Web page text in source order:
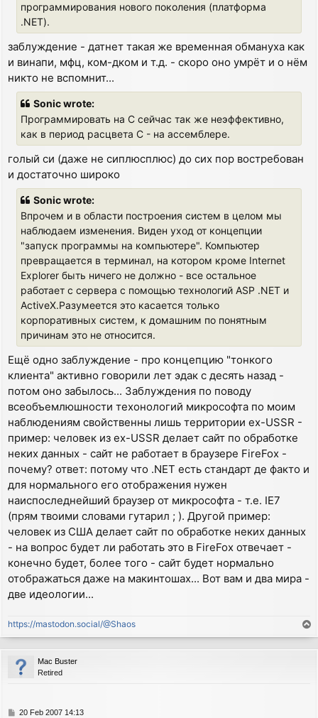
программирования нового поколения (платформа
.NET).
заблуждение - датнет такая же временная обмануха как
и винапи, мфц, ком-дком и т.д. - скоро оно умрёт и о нём
никто не вспомнит...
Sonic wrote:
Программировать на C сейчас так же неэффективно,
как в период расцвета C - на ассемблере.
голый си (даже не сиплюсплюс) до сих пор востребован
и достаточно широко
Sonic wrote:
Впрочем и в области построения систем в целом мы
наблюдаем изменения. Виден уход от концепции
"запуск программы на компьютере". Компьютер
превращается в терминал, на котором кроме Internet
Explorer быть ничего не должно - все остальное
работает с сервера с помощью технологий ASP .NET и
ActiveX.Разумеется это касается только
корпоративных систем, к домашним по понятным
причинам это не относится.
Ещё одно заблуждение - про концепцию "тонкого
клиента" активно говорили лет эдак с десять назад -
потом оно забылось... Заблуждения по поводу
всеобъемлюшности техонологий микрософта по моим
наблюдениям свойственны лишь территории ex-USSR -
пример: человек из ex-USSR делает сайт по обработке
неких данных - сайт не работает в браузере FireFox -
почему? ответ: потому что .NET есть стандарт де факто и
для нормального его отображения нужен
наиспоследнейший браузер от микрософта - т.е. IE7
(прям твоими словами гутарил ; ). Другой пример:
человек из США делает сайт по обработке неких данных
- на вопрос будет ли работать это в FireFox отвечает -
конечно будет, более того - сайт будет нормально
отображаться даже на макинтошах... Вот вам и два мира -
две идеологии...
https://mastodon.social/@Shaos
o
p
Mac Buster
Retired
P20 Feb 2007 14:13